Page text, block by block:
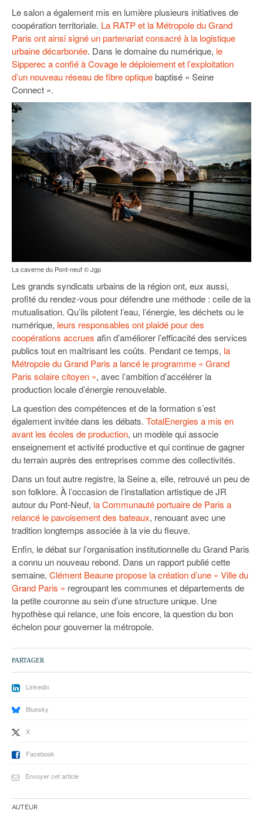
Le salon a également mis en lumière plusieurs initiatives de
coopération territoriale. La RATP et la Métropole du Grand
Paris ont ainsi signé un partenariat consacré à la logistique
urbaine décarbonée. Dans le domaine du numérique, le
Sipperec a confié à Covage le déploiement et l’exploitation
d’un nouveau réseau de fibre optiquebaptisé « Seine
Connect ».
La caverne du Pont-neuf © Jgp
Les grands syndicats urbains de la région ont, eux aussi,
profité du rendez-vous pour défendre une méthode : celle de la
mutualisation. Qu’ils pilotent l’eau, l’énergie, les déchets ou le
numérique, leurs responsables ont plaidé pour des
coopérations accrues afin d’améliorer l’efficacité des services
publics tout en maîtrisant les coûts. Pendant ce temps, la
Métropole du Grand Paris a lancé le programme « Grand
Paris solaire citoyen », avec l’ambition d’accélérer la
production locale d’énergie renouvelable.
La question des compétences et de la formation s’est
également invitée dans les débats. TotalEnergies a mis en
avant les écoles de production, un modèle qui associe
enseignement et activité productive et qui continue de gagner
du terrain auprès des entreprises comme des collectivités.
Dans un tout autre registre, la Seine a, elle, retrouvé un peu de
son folklore. À l’occasion de l’installation artistique de JR
autour du Pont-Neuf, la Communauté portuaire de Paris a
relancé le pavoisement des bateaux, renouant avec une
tradition longtemps associée à la vie du fleuve.
Enfin, le débat sur l’organisation institutionnelle du Grand Paris
a connu un nouveau rebond. Dans un rapport publié cette
semaine, Clément Beaune propose la création d’une « Ville du
Grand Paris » regroupant les communes et départements de
la petite couronne au sein d’une structure unique. Une
hypothèse qui relance, une fois encore, la question du bon
échelon pour gouverner la métropole.
PARTAGER
Linkedin
Bluesky
X
Facebook
Envoyer cet article
Auteur